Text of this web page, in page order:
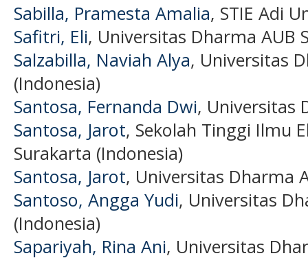
Sabilla, Pramesta Amalia, STIE Adi
Safitri, Eli, Universitas Dharma AUB
Salzabilla, Naviah Alya, Universitas
(Indonesia)
Santosa, Fernanda Dwi, Universitas
Santosa, Jarot, Sekolah Tinggi Ilmu
Surakarta (Indonesia)
Santosa, Jarot, Universitas Dharma
Santoso, Angga Yudi, Universitas
(Indonesia)
Sapariyah, Rina Ani, Universitas